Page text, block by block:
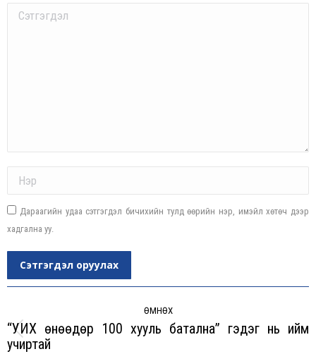
Comment
Дараагийн удаа сэтгэгдэл бичихийн тулд өөрийн нэр, имэйл хөтөч дээр
хадгална уу.
Сэтгэгдэл оруулах
ӨМНӨХ
Previous
“УИХ өнөөдөр 100 хууль батална” гэдэг нь ийм
учиртай